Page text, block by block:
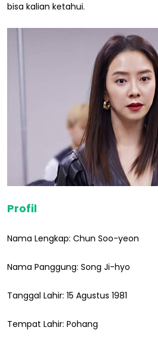
bisa kalian ketahui.
Profil
Nama Lengkap: Chun Soo-yeon
Nama Panggung: Song Ji-hyo
Tanggal Lahir: 15 Agustus 1981
Tempat Lahir: Pohang